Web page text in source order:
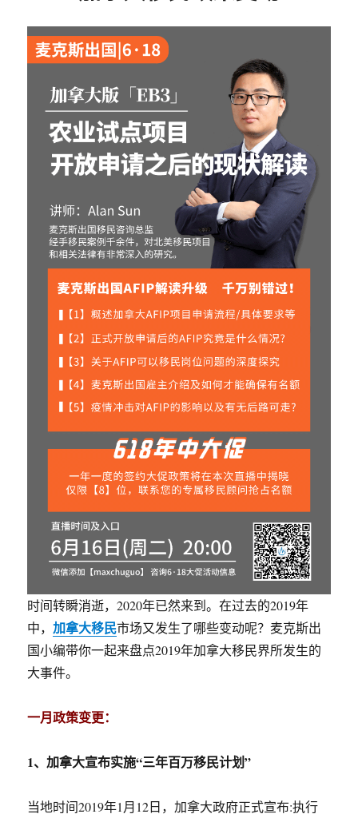
时间转瞬消逝，2020年已然来到。在过去的2019年
中，加拿大移民市场又发生了哪些变动呢？麦克斯出
国小编带你一起来盘点2019年加拿大移民界所发生的
大事件。
一月政策变更：
1、加拿大宣布实施“三年百万移民计划”
当地时间2019年1月12日，加拿大政府正式宣布:执行